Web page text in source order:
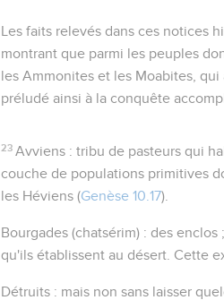
Les faits relevés dans ces notices
montrant que parmi les peuples
les Ammonites et les Moabites,
préludé ainsi à la conquête
23 Avviens : tribu de pasteurs qui
couche de populations primitives
les Héviens (Genèse 10.17).
Bourgades (chatsérim) : des enclos
qu'ils établissent au désert. Cette
Détruits : mais non sans laisser